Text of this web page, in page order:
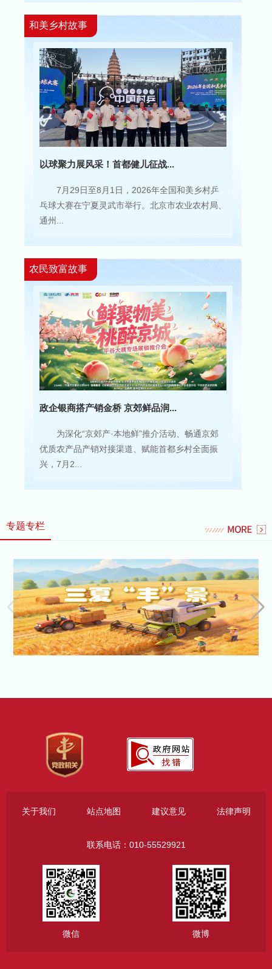
和美乡村故事
以球聚力展风采！首都健儿征战...
7月29日至8月1日，2026年全国和美乡村乒
乓球大赛在宁夏灵武市举行。北京市农业农村局、
通州...
农民致富故事
政企银商搭产销金桥 京郊鲜品润...
为深化“京郊产·本地鲜”推介活动、畅通京郊
优质农产品产销对接渠道、赋能首都乡村全面振
兴，7月2...
专题专栏
关于我们 站点地图 建议意见 法律声明
联系电话：010-55529921
微信 微博